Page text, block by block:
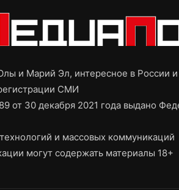
и Марий Эл, интересное в России
СМИ
30 декабря 2021 года выдано
и массовых коммуникаций
могут содержать материалы 18+